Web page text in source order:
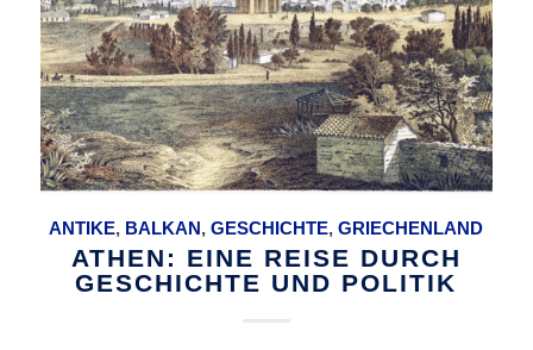
ANTIKE, BALKAN,GESCHICHTE,GRIECHENLAND
ATHEN: EINE REISE DURCH
GESCHICHTE UND POLITIK